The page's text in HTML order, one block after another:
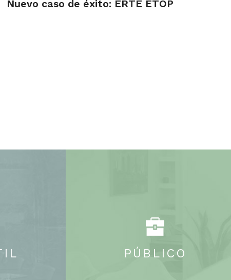
Nuevo caso de éxito: ERTE ETOP
PÚBLICO